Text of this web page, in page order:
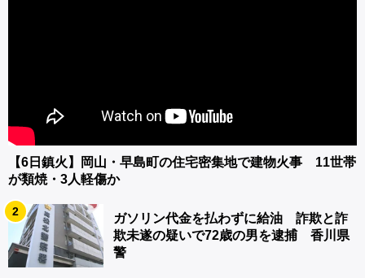
【6日鎮火】岡山・早島町の住宅密集地で建物火事 11世帯
が類焼・3人軽傷か
2
ガソリン代金を払わずに給油 詐欺と詐
欺未遂の疑いで72歳の男を逮捕 香川県
警